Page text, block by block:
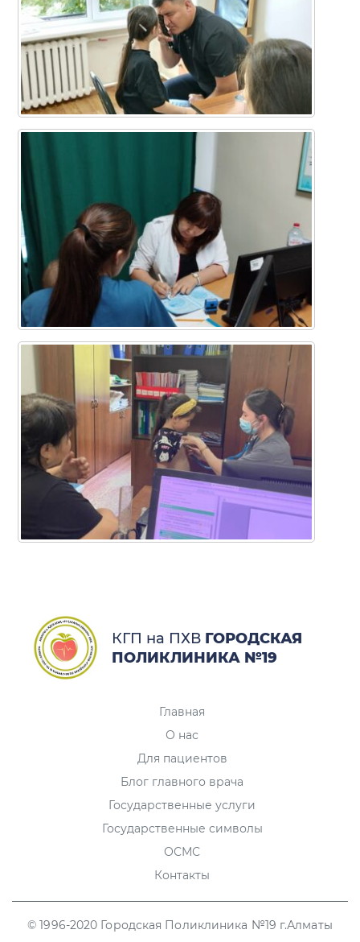
КГП на ПХВ ГОРОДСКАЯ
ПОЛИКЛИНИКА №19
Главная
О нас
Для пациентов
Блог главного врача
Государственные услуги
Государственные символы
ОСМС
Контакты
© 1996-2020 Городская Поликлиника №19 г.Алматы